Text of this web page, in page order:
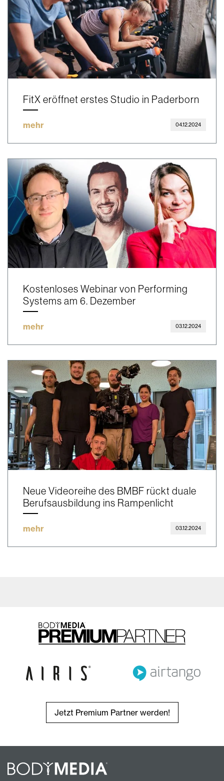
FitX eröffnet erstes Studio in Paderborn
mehr 04.12.2024
Kostenloses Webinar von Performing
Systems am 6. Dezember
mehr 03.12.2024
Neue Videoreihe des BMBF rückt duale
Berufsausbildung ins Rampenlicht
mehr 03.12.2024
Jetzt Premium Partner werden!